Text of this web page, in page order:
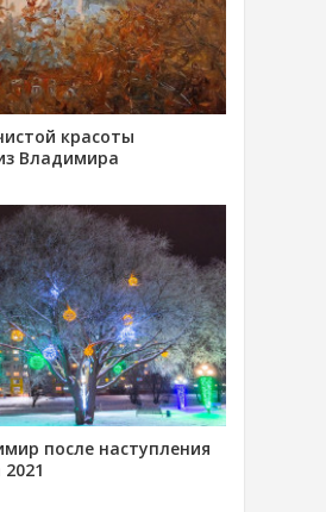
красоты
Владимира
после наступления